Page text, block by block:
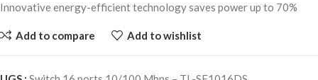
Innovative energy-efficient technology saves power up to 70%
Add to compare Add to wishlist